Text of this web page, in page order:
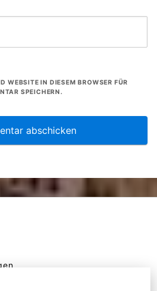
WEBSITE IN DIESEM BROWSER FÜR
SPEICHERN.